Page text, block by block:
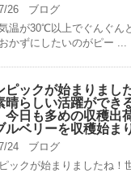
26
ブログ
温が30℃以上でぐんぐん
かずにしたいのがピー ...
ピックが始まりまし
晴らしい活躍ができ
今日も多めの収穫出
ルベリーを収穫始ま
24
ブログ
ックが始まりましたね！